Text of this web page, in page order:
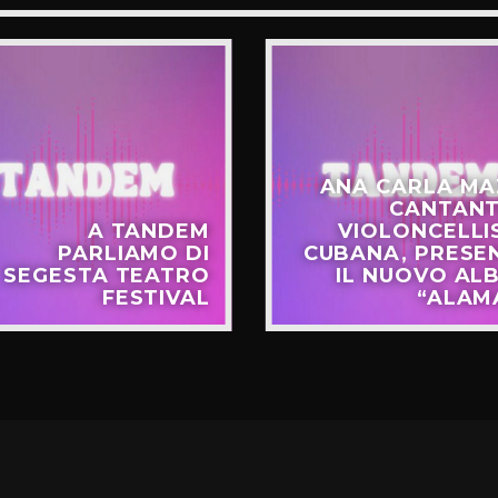
A TANDEM
PARLIAMO DI
SEGESTA TEATRO
FESTIVAL
ANA CARLA
CUBANA,
IL NUOVO